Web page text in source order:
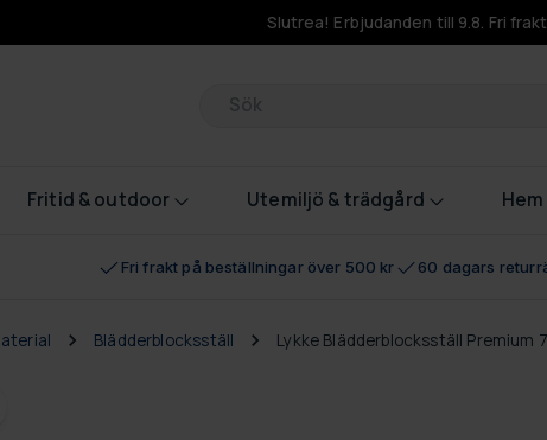
Slutrea! Erbjudanden till 9.8. Fri
Produkter
Fritid & outdoor Utemiljö & trädgård
Fri frakt på beställningar över 500 kr 60 dagars
Blädderblocksställ Lykke Blädderblocksställ Premium